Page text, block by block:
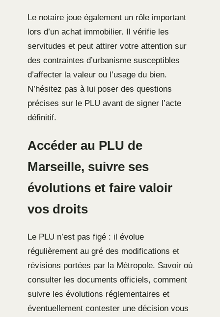
Le notaire joue également un rôle important
lors d’un achat immobilier. Il vérifie les
servitudes et peut attirer votre attention sur
des contraintes d’urbanisme susceptibles
d’affecter la valeur ou l’usage du bien.
N’hésitez pas à lui poser des questions
précises sur le PLU avant de signer l’acte
définitif.
Accéder au PLU de
Marseille, suivre ses
évolutions et faire valoir
vos droits
Le PLU n’est pas figé : il évolue
régulièrement au gré des modifications et
révisions portées par la Métropole. Savoir où
consulter les documents officiels, comment
suivre les évolutions réglementaires et
éventuellement contester une décision vous